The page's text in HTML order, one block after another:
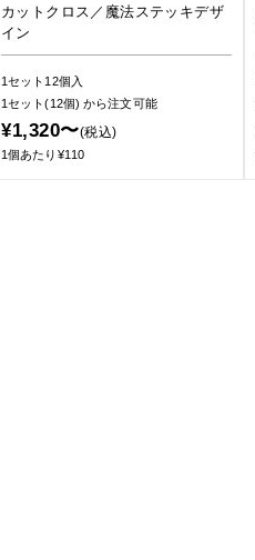
カットクロス／魔法ステッキデザ
イン
1セット12個入
1セット(12個)から注文可能
¥1,320〜(税込)
1個あたり¥110